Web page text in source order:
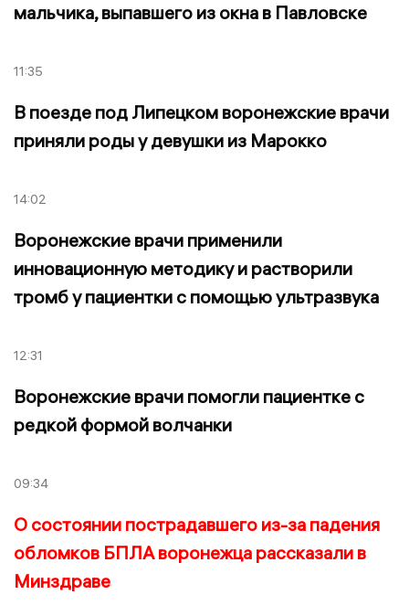
мальчика, выпавшего из окна в Павловске
11:35
В поезде под Липецком воронежские врачи
приняли роды у девушки из Марокко
14:02
Воронежские врачи применили
инновационную методику и растворили
тромб у пациентки с помощью ультразвука
12:31
Воронежские врачи помогли пациентке с
редкой формой волчанки
09:34
О состоянии пострадавшего из-за падения
обломков БПЛА воронежца рассказали в
Минздраве